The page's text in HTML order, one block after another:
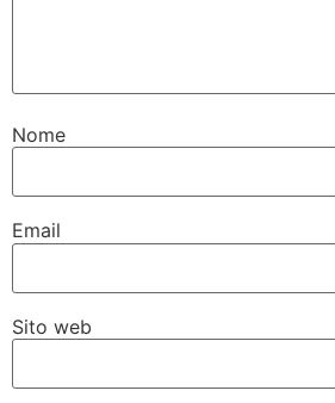
Nome
Email
Sito web